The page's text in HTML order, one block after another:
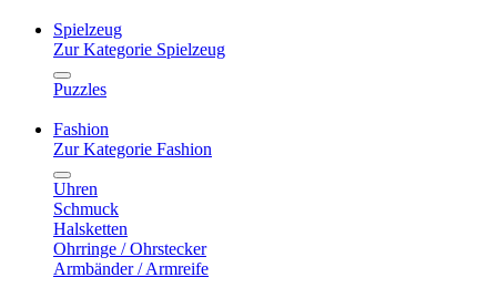
Spielzeug
Zur Kategorie Spielzeug
Puzzles
Fashion
Zur Kategorie Fashion
Uhren
Schmuck
Halsketten
Ohrringe / Ohrstecker
Armbänder / Armreife